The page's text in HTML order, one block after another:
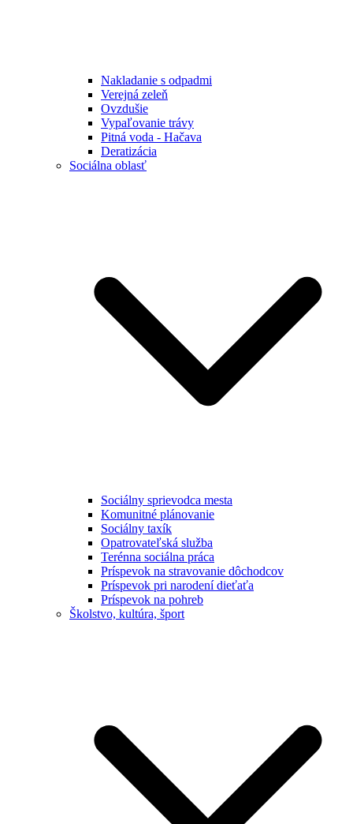
Nakladanie s odpadmi
Verejná zeleň
Ovzdušie
Vypaľovanie trávy
Pitná voda - Hačava
Deratizácia
Sociálna oblasť
Sociálny sprievodca mesta
Komunitné plánovanie
Sociálny taxík
Opatrovateľská služba
Terénna sociálna práca
Príspevok na stravovanie dôchodcov
Príspevok pri narodení dieťaťa
Príspevok na pohreb
Školstvo, kultúra, šport